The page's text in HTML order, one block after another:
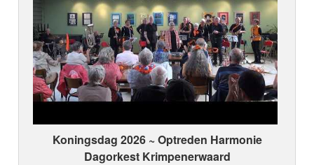
Koningsdag 2026 ~ Optreden Harmonie
Dagorkest Krimpenerwaard